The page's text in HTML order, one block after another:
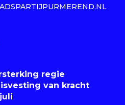
regie
van kracht